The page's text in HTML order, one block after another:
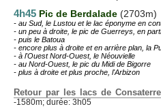
4h45 Pic de Berdalade (2703m)
- au Sud, le Lustou et le lac éponyme en
- un peu à droite, le pic de Guerreys, en
- puis le Batoua
- encore plus à droite et en arrière plan, la
- à l'Ouest Nord-Ouest, le Néouvielle
- au Nord-Ouest, le pic du Midi de Bigorre
- plus à droite et plus proche, l'Arbizon
Retour par les lacs de Consaterre
-1580m; durée: 3h05